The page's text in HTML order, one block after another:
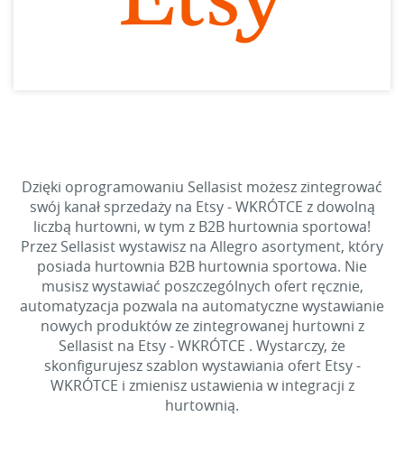
Dzięki oprogramowaniu Sellasist możesz zintegrować
swój kanał sprzedaży na Etsy - WKRÓTCE z dowolną
liczbą hurtowni, w tym z B2B hurtownia sportowa!
Przez Sellasist wystawisz na Allegro asortyment, który
posiada hurtownia B2B hurtownia sportowa. Nie
musisz wystawiać poszczególnych ofert ręcznie,
automatyzacja pozwala na automatyczne wystawianie
nowych produktów ze zintegrowanej hurtowni z
Sellasist na Etsy - WKRÓTCE . Wystarczy, że
skonfigurujesz szablon wystawiania ofert Etsy -
WKRÓTCE i zmienisz ustawienia w integracji z
hurtownią.